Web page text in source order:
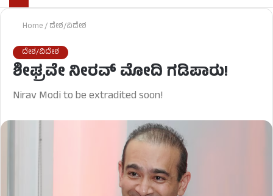
Home/ದೇಶ/ವಿದೇಶ
ದೇಶ/ವಿದೇಶ
ಶೀಘ್ರವೇ ನೀರವ್ ಮೋದಿ ಗಡಿಪಾರು!
Nirav Modi to be extradited soon!